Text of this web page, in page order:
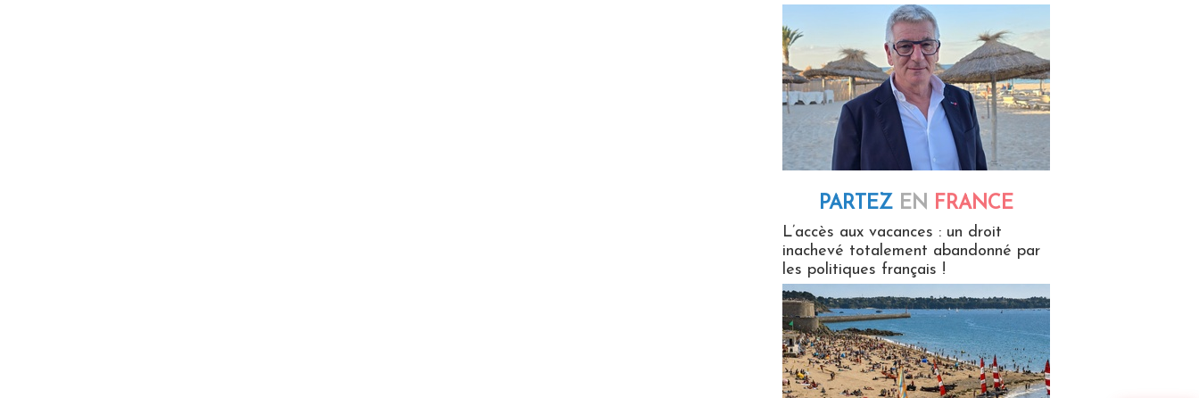
PARTEZ EN FRANCE
L’accès aux vacances : un droit
inachevé totalement abandonné par
les politiques français !